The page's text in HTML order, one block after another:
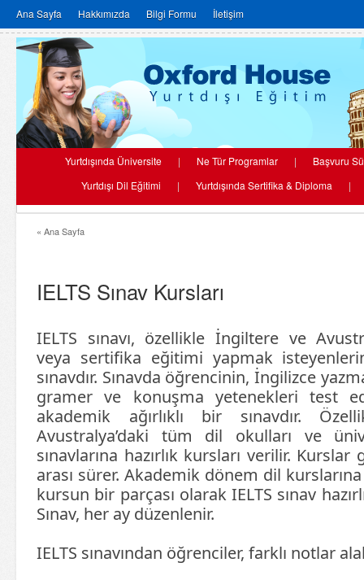
Ana Sayfa Hakkımızda Bilgi Formu İletişim
Yurtdışında Üniversite | Ne Tür Programlar |
Başvuru
Yurtdışı Dil Eğitimi
| Yurtdışında Sertifika & Diploma |
« Ana Sayfa
IELTS Sınav Kursları
IELTS sınavı, özellikle İngiltere ve
veya sertifika eğitimi yapmak
sınavdır. Sınavda öğrencinin, İngilizce
gramer ve konuşma yetenekleri test
akademik ağırlıklı bir sınavdır.
Avustralya’daki tüm dil okulları ve
sınavlarına hazırlık kursları verilir.
arası sürer. Akademik dönem dil
kursun bir parçası olarak IELTS sınav
Sınav, her ay düzenlenir.
IELTS sınavından öğrenciler, farklı notlar